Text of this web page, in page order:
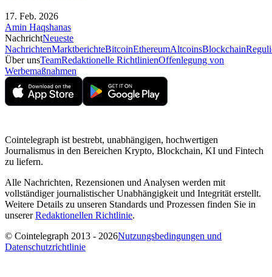
17. Feb. 2026
Amin Haqshanas
NachrichtNeueste
NachrichtenMarktberichteBitcoinEthereumAltcoinsBlockchain
Über unsTeamRedaktionelle RichtlinienOffenlegung von
Werbemaßnahmen
Cointelegraph ist bestrebt, unabhängigen, hochwertigen
Journalismus in den Bereichen Krypto, Blockchain, KI und Fintech
zu liefern.
Alle Nachrichten, Rezensionen und Analysen werden mit
vollständiger journalistischer Unabhängigkeit und Integrität erstellt.
Weitere Details zu unseren Standards und Prozessen finden Sie in
unsererRedaktionellen Richtlinie.
© Cointelegraph 2013 - 2026Nutzungsbedingungen und
Datenschutzrichtlinie